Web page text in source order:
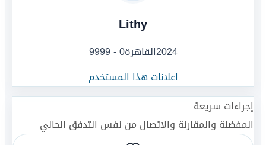
Lithy
2024القاهرة0 - 9999
اعلانات هذا المستخدم
إجراءات سريعة
المفضلة والمقارنة والاتصال من نفس التدفق الحالي